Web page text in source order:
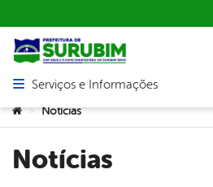
Abrir menu principal de navegação
Serviços e Informações
Você está aqui:
> Notícias
Notícias